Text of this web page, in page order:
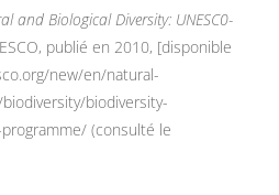
and Biological Diversity: UNESC0-
publié en 2010, [disponible
new/en/natural-
biodiversity-
(consulté le